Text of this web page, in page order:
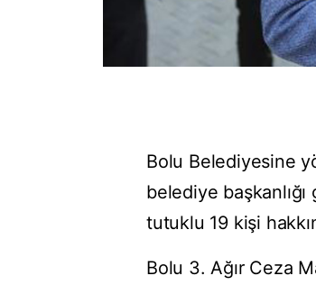
Bolu Belediyesine
belediye
tutuklu 19 kişi
Bolu 3. Ağır Ceza